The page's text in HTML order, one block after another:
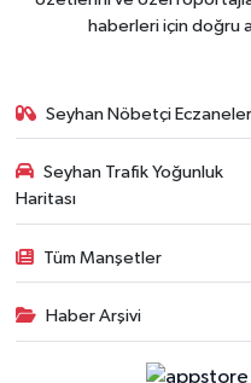
haberleri için doğru
Seyhan Nöbetçi Eczaneler
Seyhan Trafik Yoğunluk
Haritası
Tüm Manşetler
Haber Arşivi